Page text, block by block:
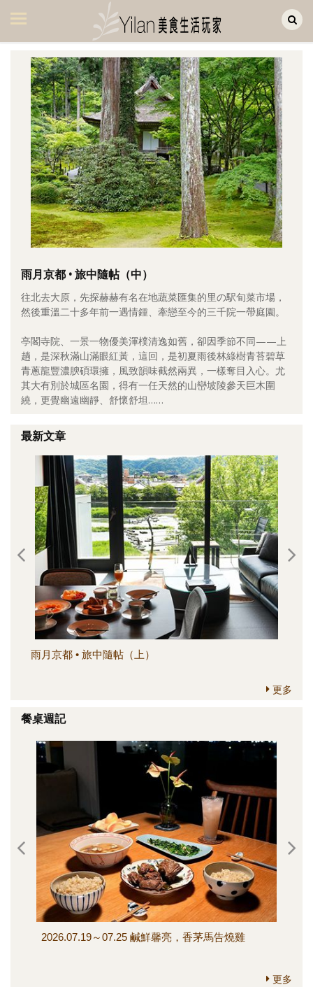
美食集
美飲集
廚房集
旅遊集
旅遊美食集
生活風
書房集
日記簿
餐桌週記
享樂隨手拍
影音區
創意出版服務
關於Yilan
個人著作
活動實況記錄
媒體報導一覽
合作與代言
訂閱電子報
雨月京都 • 旅中隨帖（中）
往北去大原，先探赫赫有名在地蔬菜匯集的里の駅旬菜市場，
然後重溫二十多年前一遇情鍾、牽戀至今的三千院一帶庭園。
亭閣寺院、一景一物優美渾樸清逸如舊，卻因季節不同——上
趟，是深秋滿山滿眼紅黃，這回，是初夏雨後林綠樹青苔碧草
青蔥龍豐濃腴碩環擁，風致韻味截然兩異，一樣奪目入心。尤
其大有別於城區名園，得有一任天然的山巒坡陵參天巨木圍
繞，更覺幽遠幽靜、舒懷舒坦……
最新文章
雨月京都 • 旅中隨帖（上）
更多
餐桌週記
2026.07.19～07.25 鹹鮮馨亮，香茅馬告燒雞
更多